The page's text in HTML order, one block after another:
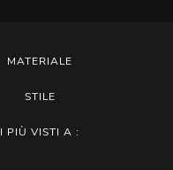
MATERIALE
STILE
I PIÙ VISTI A :